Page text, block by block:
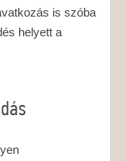
is szóba
helyett a